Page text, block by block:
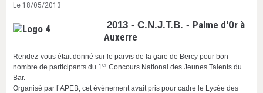
Le 18/05/2013
2013 - C.N.J.T.B. - Palme d'Or à
Auxerre
Rendez-vous était donné sur le parvis de la gare de Bercy pour bon
nombre de participants du 1 erConcours National des Jeunes Talents du
Bar.
Organisé par l’APEB, cet événement avait pris pour cadre le Lycée des